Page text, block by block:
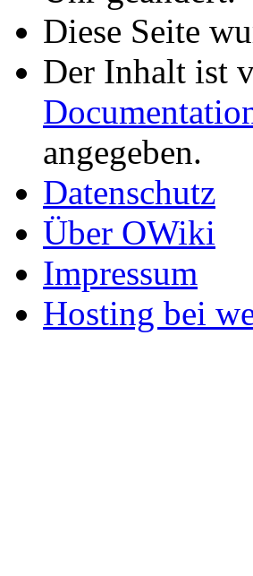
Diese Seite
Der Inhalt ist
angegeben.
Datenschutz
Über OWiki
Impressum
Hosting bei